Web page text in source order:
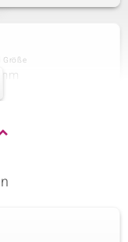
Größe